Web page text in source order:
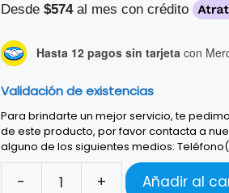
Desde $574al mes con crédito
Hasta 12 pagos sin tarjetacon
Validación de existencias
Para brindarte un mejor servicio, te
de este producto, por favor contacta a
alguno de los siguientes medios:
- + Añadir al